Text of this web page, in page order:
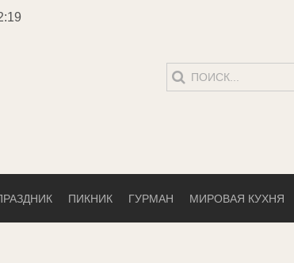
ПИКНИК ГУРМАН МИРОВАЯ КУХНЯ